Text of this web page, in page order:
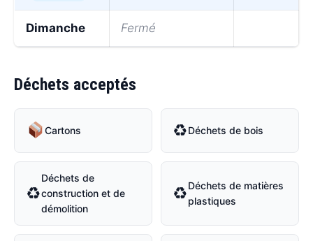
Dimanche Fermé
Déchets acceptés
Cartons ♻Déchets de bois
♻
Déchets de
construction et de
démolition
♻Déchets de matières
plastiques